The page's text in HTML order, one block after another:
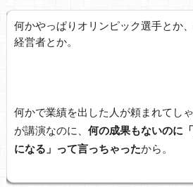
何かやっぱりオリンピック選手とか
経営者とか。
何かで業績を出した人が頼まれてし
が講演なのに、 何の成果もないのに
になる」って言っちゃったから。